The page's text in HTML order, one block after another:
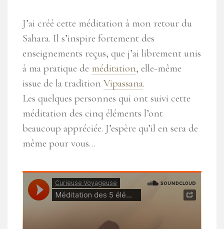
J’ai créé cette méditation à mon retour du
Sahara. Il s’inspire fortement des
enseignements reçus, que j’ai librement unis
à ma pratique de méditation, elle-même
issue de la tradition Vipassana.
Les quelques personnes qui ont suivi cette
méditation des cinq éléments l’ont
beaucoup appréciée. J’espère qu’il en sera de
même pour vous…